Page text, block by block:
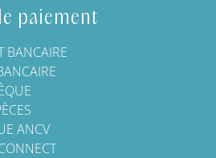
paiement
BANCAIRE
ANCV